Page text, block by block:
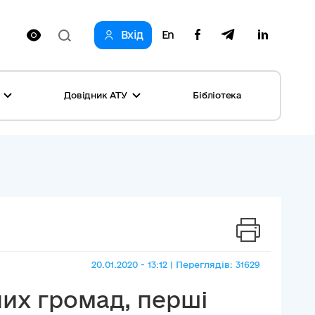
Вхід En
Довідник АТУ Бібліотека
20.01.2020 - 13:12 | Переглядів: 31629
громад, перші